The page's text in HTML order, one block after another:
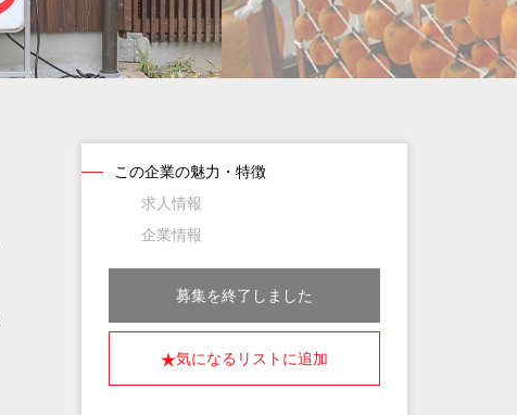
この企業の魅力・特徴
求人情報
企業情報
募集を終了しました
気になるリストに追加